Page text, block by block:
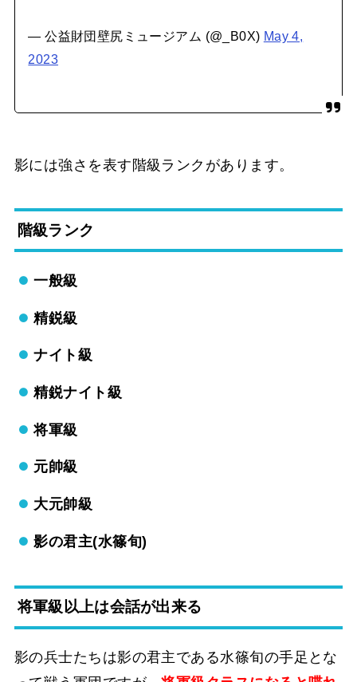
— 公益財団壁尻ミュージアム (@_B0X) May 4,
2023
影には強さを表す階級ランクがあります。
階級ランク
一般級
精鋭級
ナイト級
精鋭ナイト級
将軍級
元帥級
大元帥級
影の君主(水篠旬)
将軍級以上は会話が出来る
影の兵士たちは影の君主である水篠旬の手足とな